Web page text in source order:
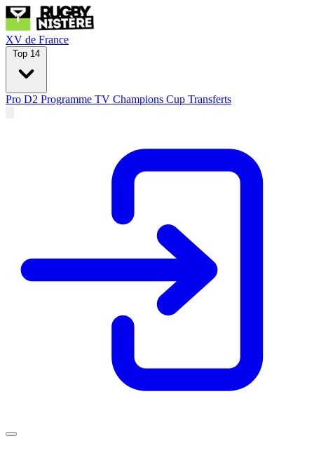
XV de France
Top 14
Pro D2 Programme TV Champions Cup Transferts